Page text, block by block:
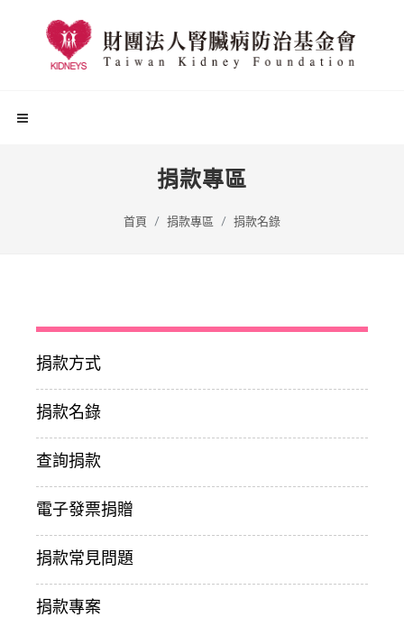
捐款專區
首頁 捐款專區 捐款名錄
捐款方式
捐款名錄
查詢捐款
電子發票捐贈
捐款常見問題
捐款專案